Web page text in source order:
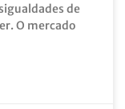
de
O mercado